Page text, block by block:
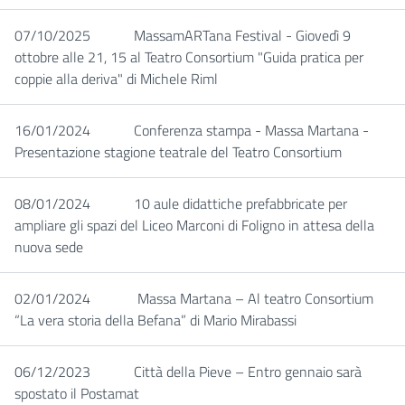
07/10/2025
MassamARTana Festival - Giovedì 9
ottobre alle 21, 15 al Teatro Consortium "Guida pratica per
coppie alla deriva" di Michele Riml
16/01/2024
Conferenza stampa - Massa Martana -
Presentazione stagione teatrale del Teatro Consortium
08/01/2024
10 aule didattiche prefabbricate per
ampliare gli spazi del Liceo Marconi di Foligno in attesa della
nuova sede
02/01/2024
Massa Martana – Al teatro Consortium
“La vera storia della Befana” di Mario Mirabassi
06/12/2023
Città della Pieve – Entro gennaio sarà
spostato il Postamat